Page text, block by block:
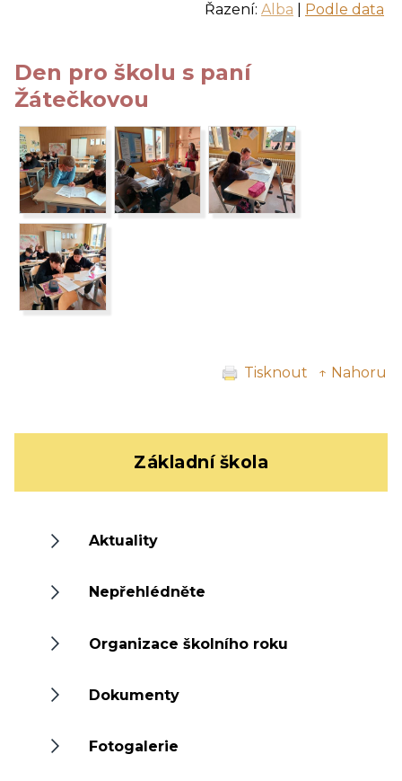
Řazení: Alba Podle data
Den pro školu s paní
Žátečkovou
Tisknout ↑ Nahoru
Základní škola
Aktuality
Nepřehlédněte
Organizace školního roku
Dokumenty
Fotogalerie